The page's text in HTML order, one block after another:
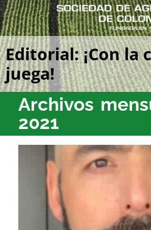
Editorial: ¡Con la
juega!
Archivos
2021